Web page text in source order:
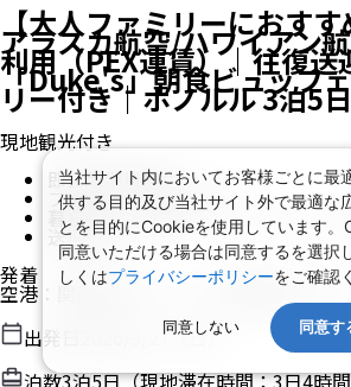
【大人ファミリーにおす
アラスカ航空/ハワイアン
利用（PEX運賃）｜往復送
「Duke's」朝食ビュッフ
リー付き｜ホノルル 3泊5日
現地観光付き
即日取消料発生
ファミリーにおススメ
暮らすように過ごす！キチネット
送迎付き
発着
空港 ： 関西空港/ ホノルル国際空港(ホ
出発日
2026/9/27（日）
泊数3泊5日（現地滞在時間：3日4時間
当社サイト内においてお客様ごとに最
供する目的及び当社サイト外で最適な
とを目的にCookieを使用しています。
同意いただける場合は同意するを選択
しくはプライバシーポリシーをご確認
同意しない 同意す